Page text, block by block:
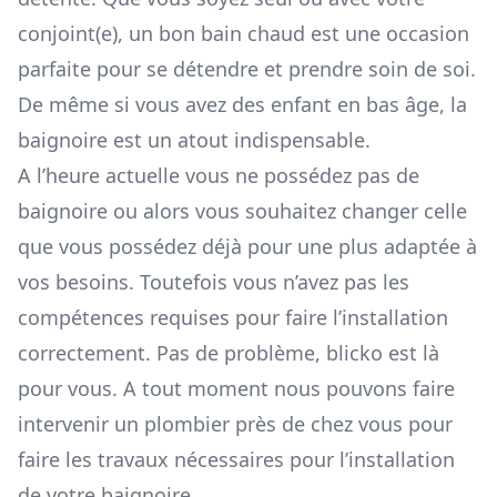
conjoint(e), un bon bain chaud est une occasion
parfaite pour se détendre et prendre soin de soi.
De même si vous avez des enfant en bas âge, la
baignoire est un atout indispensable.
A l’heure actuelle vous ne possédez pas de
baignoire ou alors vous souhaitez changer celle
que vous possédez déjà pour une plus adaptée à
vos besoins. Toutefois vous n’avez pas les
compétences requises pour faire l’installation
correctement. Pas de problème, blicko est là
pour vous. A tout moment nous pouvons faire
intervenir un plombier près de chez vous pour
faire les travaux nécessaires pour l’installation